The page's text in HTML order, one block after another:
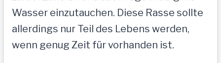
Wasser einzutauchen. Diese Rasse sollte
allerdings nur Teil des Lebens werden,
wenn genug Zeit für vorhanden ist.